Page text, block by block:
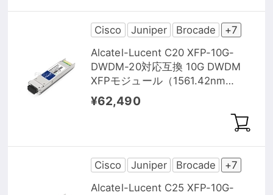
Cisco Juniper Brocade
+7
Alcatel-Lucent C20 XFP-10G-
DWDM-20対応互換 10G DWDM
XFPモジュール（1561.42nm
80km DOM）
¥62,490
Cisco Juniper Brocade
+7
Alcatel-Lucent C25 XFP-10G-